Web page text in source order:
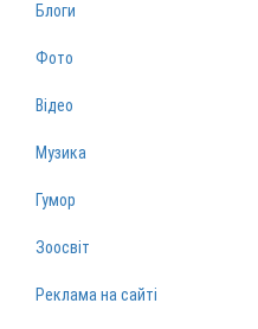
Блоги
Фото
Відео
Музика
Гумор
Зоосвіт
Реклама на сайті